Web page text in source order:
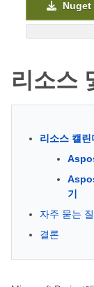
Nuget
리소스
리소스 캘린
기
자주 묻는
결론